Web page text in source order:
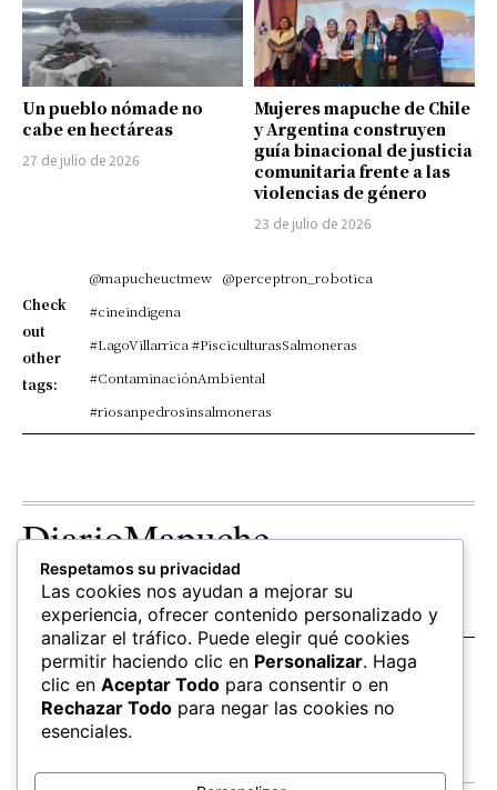
Un pueblo nómade no
cabe en hectáreas
27 de julio de 2026
Mujeres mapuche de Chile
y Argentina construyen
guía binacional de justicia
comunitaria frente a las
violencias de género
23 de julio de 2026
Check
out
other
tags:
@mapucheuctmew @perceptron_robotica
#cineindigena
#LagoVillarrica #PisciculturasSalmoneras
#ContaminaciónAmbiental
#riosanpedrosinsalmoneras
DiarioMapuche
TERRITORIO CULTURA
Patrimonio
OPINION
Columnistas
SALUD
hierbas
EDUCACIÓN
Mapudungun
Estudiantes
FOLLOW US
Respetamos su privacidad
Las cookies nos ayudan a mejorar su
experiencia, ofrecer contenido personalizado y
analizar el tráfico. Puede elegir qué cookies
permitir haciendo clic en Personalizar. Haga
clic en Aceptar Todo para consentir o en
Rechazar Todo para negar las cookies no
esenciales.